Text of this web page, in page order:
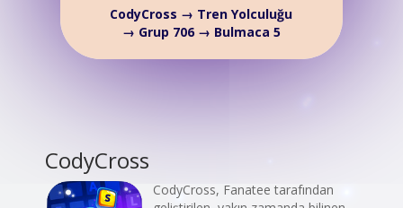
CodyCross → Tren Yolculuğu
→ Grup 706 → Bulmaca 5
CodyCross
CodyCross, Fanatee tarafından